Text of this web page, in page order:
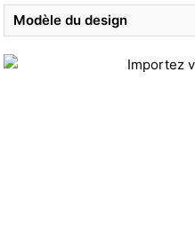
Modèle du design